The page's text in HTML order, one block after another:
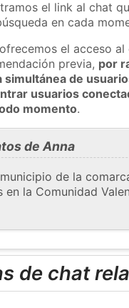
el link al chat
en cada
el acceso al
previa, por
de
usuarios
momento.
de Anna
de la
en la Comunidad
de chat